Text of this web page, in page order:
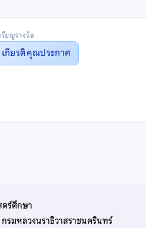
รียญรางวัล
เกียรติคุณประกาศ
ร์ศึกษา
รมหลวงนราธิวาสราชนครินทร์